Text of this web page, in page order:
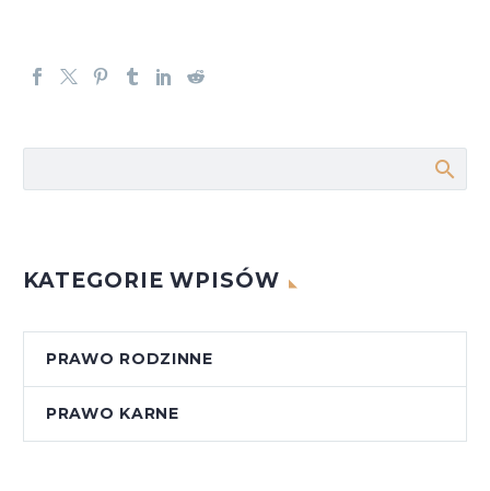
KATEGORIE WPISÓW
PRAWO RODZINNE
PRAWO KARNE